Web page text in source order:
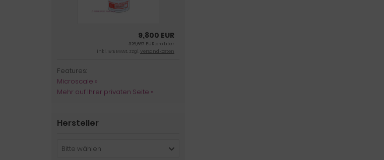
9,800 EUR
326,667 EUR pro Liter
inkl. 19 % MwSt. zzgl.Versandkosten
Features:
Microscale »
Mehr auf Ihrer privaten Seite »
Hersteller
Bitte wählen